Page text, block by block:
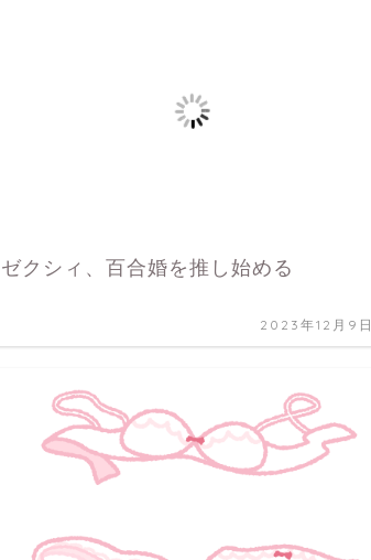
ゼクシィ、百合婚を推し始める
2023年12月9日